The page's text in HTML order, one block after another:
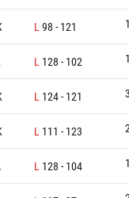
L 98 - 121
L 128 - 102
L 124- 121
L 111 - 123
L 128 - 104